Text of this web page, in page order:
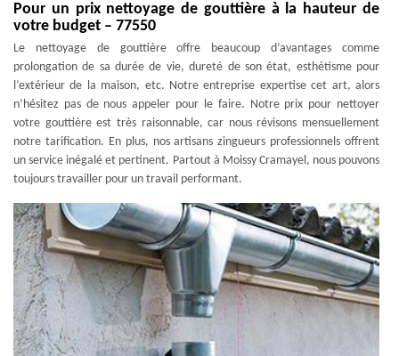
Pour un prix nettoyage de gouttière à la hauteur de
votre budget – 77550
Le nettoyage de gouttière offre beaucoup d’avantages comme
prolongation de sa durée de vie, dureté de son état, esthétisme pour
l’extérieur de la maison, etc. Notre entreprise expertise cet art, alors
n’hésitez pas de nous appeler pour le faire. Notre prix pour nettoyer
votre gouttière est très raisonnable, car nous révisons mensuellement
notre tarification. En plus, nos artisans zingueurs professionnels offrent
un service inégalé et pertinent. Partout à Moissy Cramayel, nous pouvons
toujours travailler pour un travail performant.